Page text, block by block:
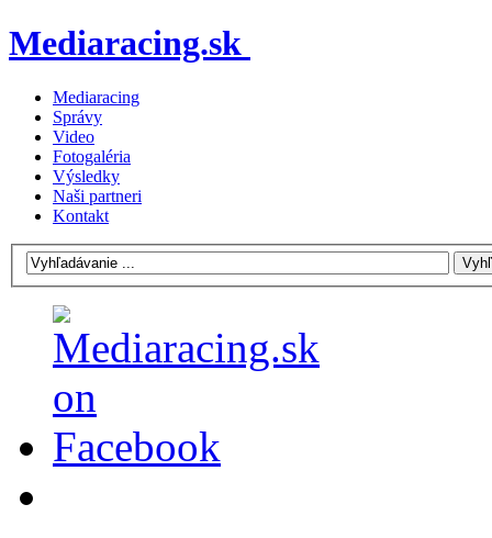
Mediaracing.sk
Mediaracing
Správy
Video
Fotogaléria
Výsledky
Naši partneri
Kontakt